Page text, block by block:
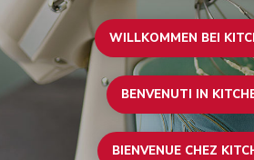
WILLKOMMEN BEI
BENVENUTI IN
BIENVENUE CHEZ